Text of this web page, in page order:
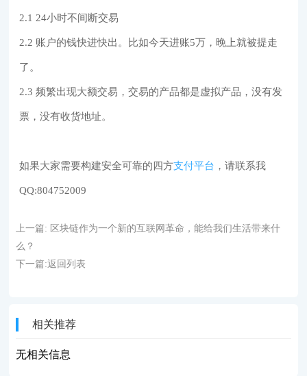
2.1 24小时不间断交易
2.2 账户的钱快进快出。比如今天进账5万，晚上就被提走
了。
2.3 频繁出现大额交易，交易的产品都是虚拟产品，没有发
票，没有收货地址。
如果大家需要构建安全可靠的四方支付平台 ，请联系我
QQ:804752009
上一篇: 区块链作为一个新的互联网革命，能给我们生活带来什
么？
下一篇:返回列表
相关推荐
无相关信息